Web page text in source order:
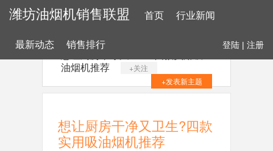
潍坊油烟机销售联盟 首页 行业新闻
最新动态 销售排行 登陆 | 注册
油烟机推荐
+关注
+发表新主题
想让厨房干净又卫生?四款
实用吸油烟机推荐